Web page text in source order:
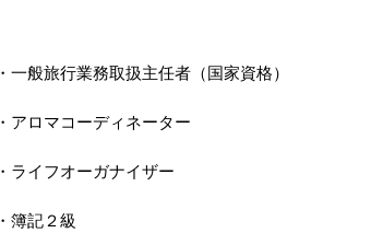
・一般旅行業務取扱主任者（国家資格）
・アロマコーディネーター
・ライフオーガナイザー
・簿記２級